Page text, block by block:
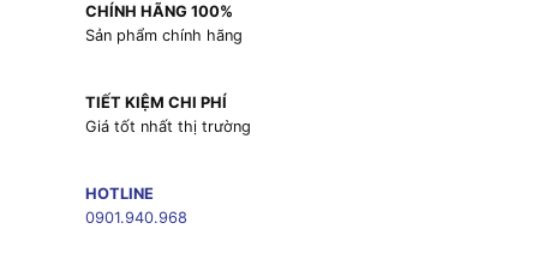
CHÍNH HÃNG 100%
Sản phẩm chính hãng
TIẾT KIỆM CHI PHÍ
Giá tốt nhất thị trường
HOTLINE
0901.940.968